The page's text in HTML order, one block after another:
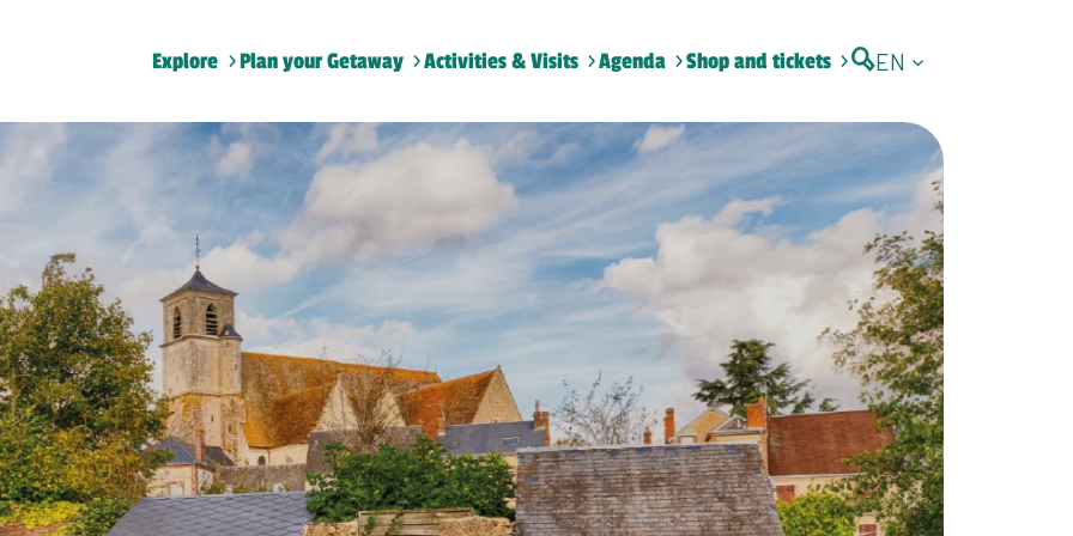
Explore Plan your Getaway Activities & Visits Agenda Shop and tickets EN